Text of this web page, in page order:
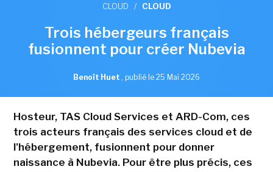
CLOUD / CLOUD
Trois hébergeurs français
fusionnent pour créer Nubevia
Benoît Huet , publié le 25 Mai 2026
Hosteur, TAS Cloud Services et ARD-Com, ces
trois acteurs français des services cloud et de
l'hébergement, fusionnent pour donner
naissance à Nubevia. Pour être plus précis, ces